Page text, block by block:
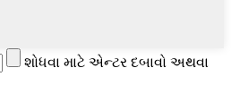
શોધવા માટે એન્ટર દબાવો અથવા